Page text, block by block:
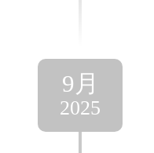
9月
2025